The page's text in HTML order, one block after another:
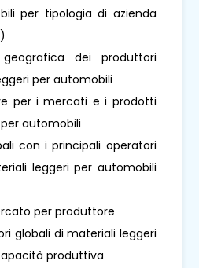
per tipologia di azienda
geografica dei produttori
per automobili
per i mercati e i prodotti
automobili
con i principali operatori
leggeri per automobili
per produttore
globali di materiali leggeri
produttiva